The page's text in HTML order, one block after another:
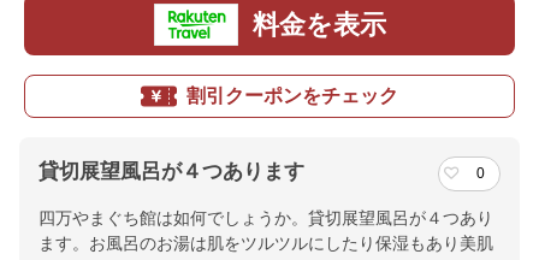
料金を表示
割引クーポンをチェック
貸切展望風呂が４つあります 0
四万やまぐち館は如何でしょうか。貸切展望風呂が４つあり
ます。お風呂のお湯は肌をツルツルにしたり保湿もあり美肌